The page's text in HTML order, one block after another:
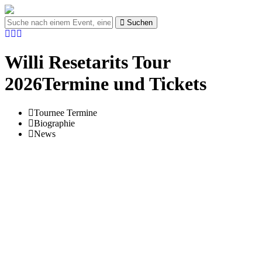
Suchen
Willi Resetarits Tour
2026Termine und Tickets
Tournee Termine
Biographie
News